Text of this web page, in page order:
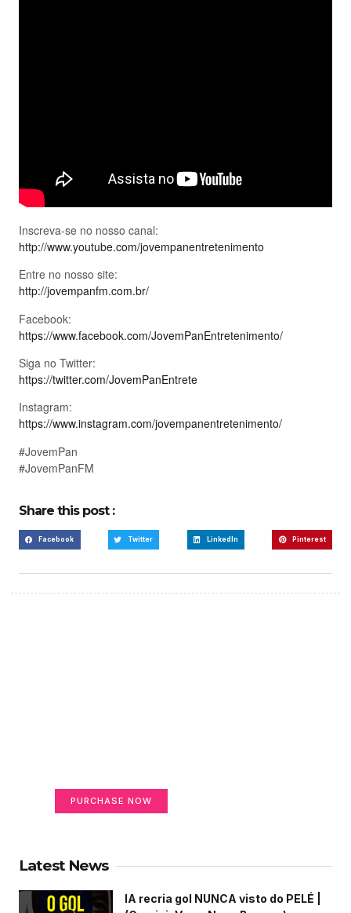
Inscreva-se no nosso canal:
http://www.youtube.com/jovempanentretenimento
Entre no nosso site:
http://jovempanfm.com.br/
Facebook:
https://www.facebook.com/JovemPanEntretenimento/
Siga no Twitter:
https://twitter.com/JovemPanEntrete
Instagram:
https://www.instagram.com/jovempanentretenimento/
#JovemPan
#JovemPanFM
Share this post :
Facebook Twitter LinkedIn Pinterest
PURCHASE NOW
Latest News
IA recria gol NUNCA visto do PELÉ |